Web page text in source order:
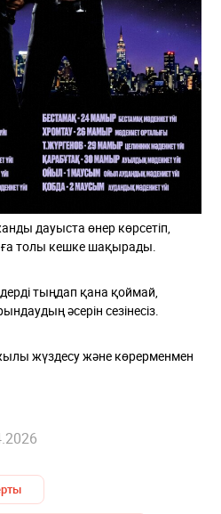
дауыста өнер көрсетіп,
толы кешке шақырады.
тыңдап қана қоймай,
әсерін сезінесіз.
жүздесу және көрерменмен